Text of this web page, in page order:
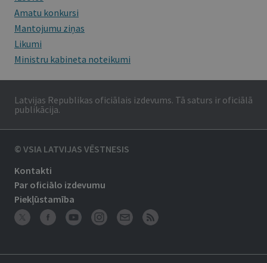
Amatu konkursi
Mantojumu ziņas
Likumi
Ministru kabineta noteikumi
Latvijas Republikas oficiālais izdevums. Tā saturs ir oficiālā
publikācija.
© VSIA LATVIJAS VĒSTNESIS
Kontakti
Par oficiālo izdevumu
Piekļūstamība